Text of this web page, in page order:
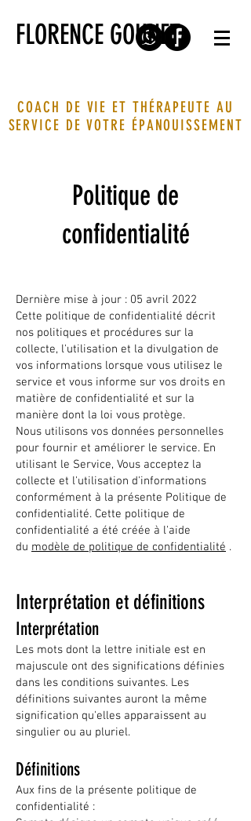
FLORENCE GOUNET
COACH DE VIE ET THÉRAPEUTE AU
SERVICE DE VOTRE ÉPANOUISSEMENT
Politique de
confidentialité
Dernière mise à jour : 05 avril 2022
Cette politique de confidentialité décrit
nos politiques et procédures sur la
collecte, l'utilisation et la divulgation de
vos informations lorsque vous utilisez le
service et vous informe sur vos droits en
matière de confidentialité et sur la
manière dont la loi vous protège.
Nous utilisons vos données personnelles
pour fournir et améliorer le service. En
utilisant le Service, Vous acceptez la
collecte et l'utilisation d'informations
conformément à la présente Politique de
confidentialité. Cette politique de
confidentialité a été créée à l'aide
du modèle de politique de confidentialité .
Interprétation et définitions
Interprétation
Les mots dont la lettre initiale est en
majuscule ont des significations définies
dans les conditions suivantes. Les
définitions suivantes auront la même
signification qu'elles apparaissent au
singulier ou au pluriel.
Définitions
Aux fins de la présente politique de
confidentialité :